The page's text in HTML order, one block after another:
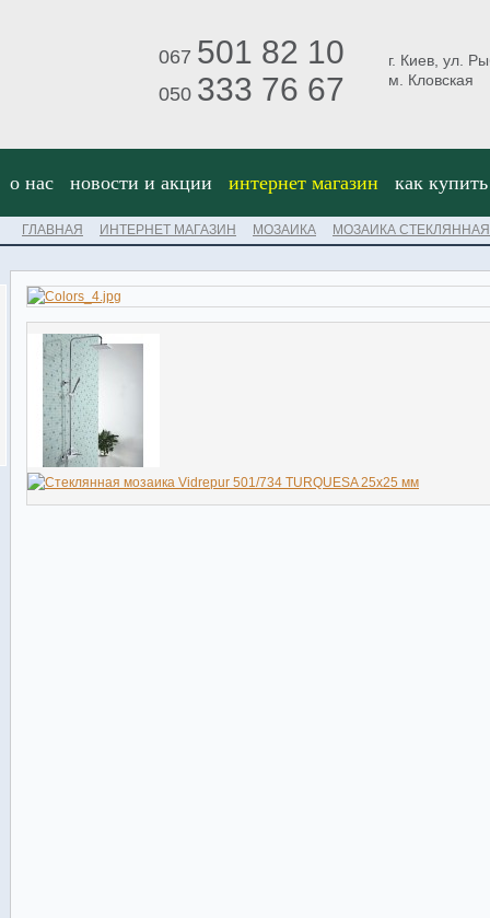
067 501 82 10
050 333 76 67
г. Киев, ул.
м. Кловская
о нас новости и акции интернет магазин как купить
ГЛАВНАЯ ИНТЕРНЕТ МАГАЗИН МОЗАИКА МОЗАИКА СТЕКЛЯННАЯ